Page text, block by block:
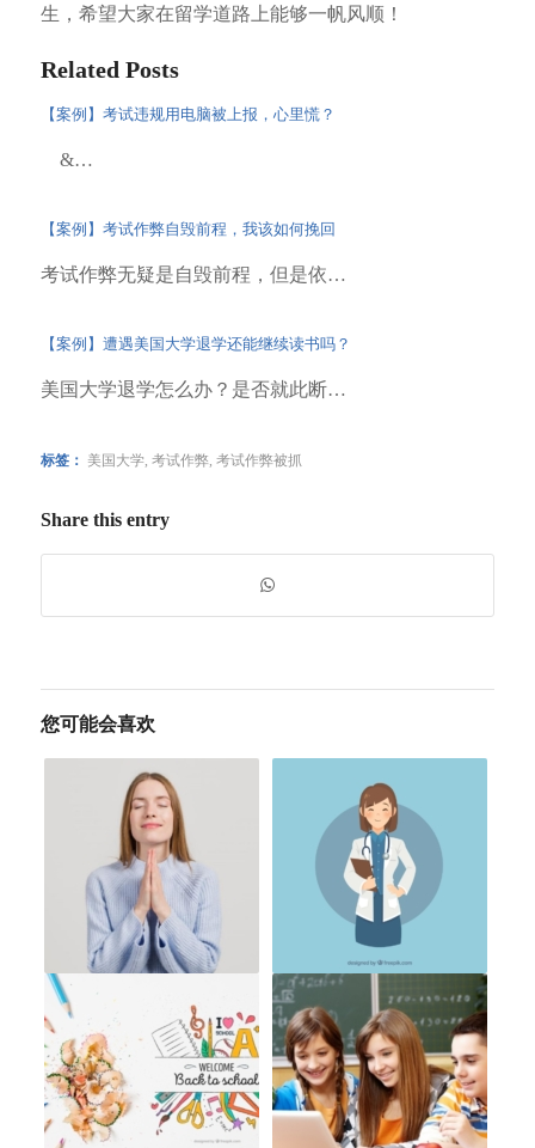
生，希望大家在留学道路上能够一帆风顺！
Related Posts
【案例】考试违规用电脑被上报，心里慌？
&…
【案例】考试作弊自毁前程，我该如何挽回
考试作弊无疑是自毁前程，但是依…
【案例】遭遇美国大学退学还能继续读书吗？
美国大学退学怎么办？是否就此断…
标签： 美国大学, 考试作弊, 考试作弊被抓
Share this entry
您可能会喜欢